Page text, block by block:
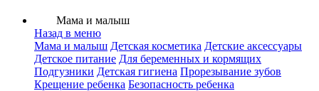
Мама и малыш
Назад в меню
Мама и малыш Детская косметика Детские аксессуары
Детское питание Для беременных и кормящих
Подгузники Детская гигиена Прорезывание зубов
Крещение ребенка Безопасность ребенка